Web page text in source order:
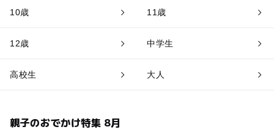
10歳 11歳
12歳 中学生
高校生 大人
親子のおでかけ特集 8月